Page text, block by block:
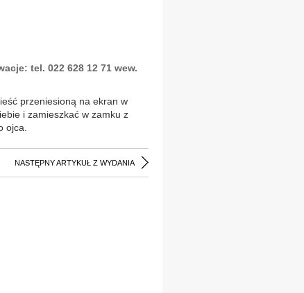
tel. 022 628 12 71 wew.
przeniesioną na ekran w
i zamieszkać w zamku z
ojca.
NASTĘPNY ARTYKUŁ Z WYDANIA